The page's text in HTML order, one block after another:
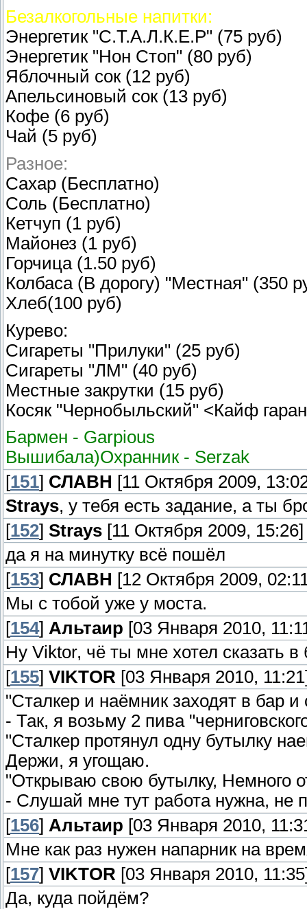
Безалкогольные напитки:
Энергетик "С.Т.А.Л.К.Е.Р" (75 руб)
Энергетик "Нон Стоп" (80 руб)
Яблочный сок (12 руб)
Апельсиновый сок (13 руб)
Кофе (6 руб)
Чай (5 руб)
Разное:
Сахар (Бесплатно)
Соль (Бесплатно)
Кетчуп (1 руб)
Майонез (1 руб)
Горчица (1.50 руб)
Колбаса (В дорогу) "Местная" (350
Хлеб(100 руб)
Курево:
Сигареты "Прилуки" (25 руб)
Сигареты "ЛМ" (40 руб)
Местные закрутки (15 руб)
Косяк "Чернобыльский" <Кайф
Бармен - Garpious
Вышибала)Охранник - Serzak
[151] СЛАВН [11 Октября 2009,
Strays, у тебя есть задание, а ты
[152] Strays [11 Октября 2009, 15:26]
да я на минутку всё пошёл
[153] СЛАВН [12 Октября 2009,
Мы с тобой уже у моста.
[154] Альтаир [03 Января 2010,
Ну Viktor, чё ты мне хотел сказать в
[155] VIKTOR [03 Января 2010,
"Сталкер и наёмник заходят в бар и
- Так, я возьму 2 пива
"Сталкер протянул одну бутылку
Держи, я угощаю.
"Открываю свою бутылку, Немного
- Слушай мне тут работа нужна, не
[156] Альтаир [03 Января 2010,
Мне как раз нужен напарник на
[157] VIKTOR [03 Января 2010,
Да, куда пойдём?